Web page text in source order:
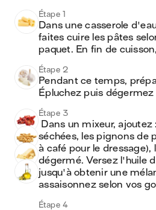
Étape 1
Dans une casserole
faites cuire les pâtes
paquet. En fin de
Étape 2
Pendant ce temps,
Épluchez puis dégermez
Étape 3
séchées, les pignons de
à café pour le dressage),
dégermé. Versez l'huile
jusqu'à obtenir une
assaisonnez selon vos
Étape 4